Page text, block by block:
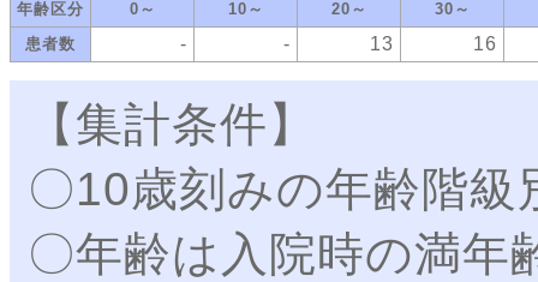
年齢区分 0～ 10～ 20～ 30～
患者数
- - 13 16
【集計条件】
〇10歳刻みの年齢階
〇年齢は入院時の満年